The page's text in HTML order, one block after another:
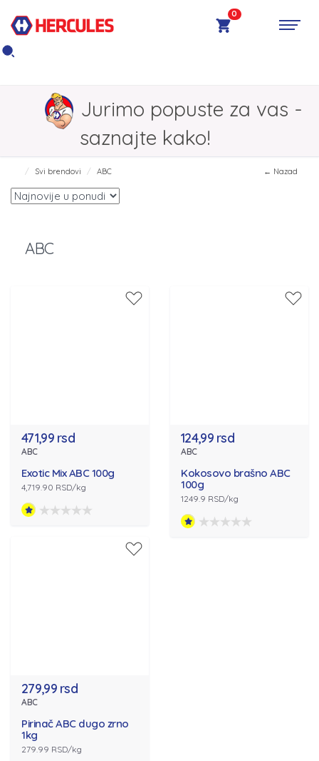
0
Jurimo popuste za vas -
saznajte kako!
Svi brendovi ABC ← Nazad
ABC
471,99 rsd
ABC
Exotic Mix ABC 100g
4,719.90 RSD/kg
124,99 rsd
ABC
Kokosovo brašno ABC
100g
1249.9 RSD/kg
279,99 rsd
ABC
Pirinač ABC dugo zrno
1kg
279.99 RSD/kg